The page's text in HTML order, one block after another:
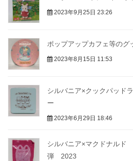
2023年9月25日 23:26
ポップアップカフェ等のグ
2023年8月15日 11:53
シルバニア×クックパッド
ー
2023年6月29日 18:46
シルバニア×マクドナル
弾 2023